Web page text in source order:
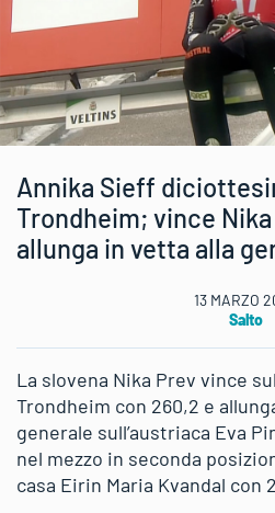
Annika Sieff
Trondheim; vince
allunga in vetta alla
13 MARZO
Salto
La slovena Nika Prev vince
Trondheim con 260,2 e
generale sull’austriaca Eva
nel mezzo in seconda
casa Eirin Maria Kvandal con